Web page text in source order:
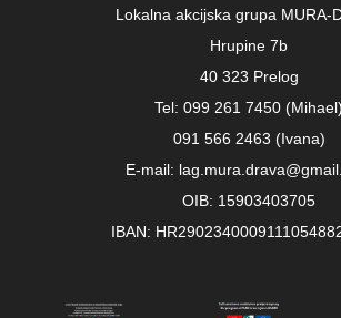
Lokalna akcijska grupa MURA-
Hrupine 7b
40 323 Prelog
Tel: 099 261 7450 (Mihael)
091 566 2463 (Ivana)
E-mail:
OIB: 15903403705
IBAN: